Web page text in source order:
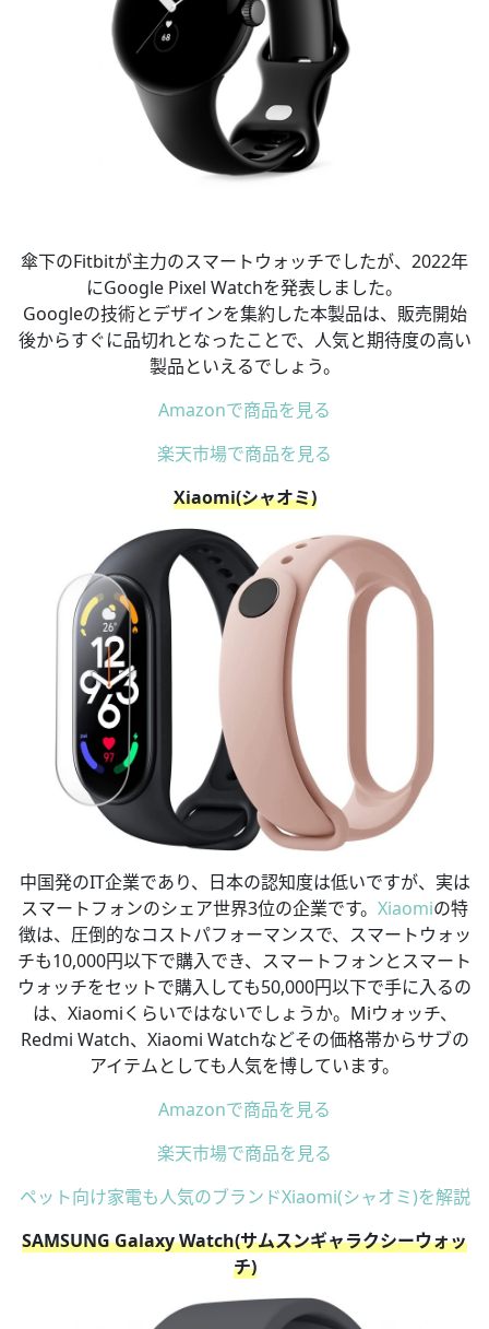
傘下のFitbitが主力のスマートウォッチでしたが、2022年
にGoogle Pixel Watchを発表しました。
Googleの技術とデザインを集約した本製品は、販売開始
後からすぐに品切れとなったことで、人気と期待度の高い
製品といえるでしょう。
Amazonで商品を見る
楽天市場で商品を見る
Xiaomi(シャオミ)
中国発のIT企業であり、日本の認知度は低いですが、実は
スマートフォンのシェア世界3位の企業です。 Xiaomiの特
徴は、圧倒的なコストパフォーマンスで、スマートウォッ
チも10,000円以下で購入でき、スマートフォンとスマート
ウォッチをセットで購入しても50,000円以下で手に入るの
は、Xiaomiくらいではないでしょうか。Miウォッチ、
Redmi Watch、Xiaomi Watchなどその価格帯からサブの
アイテムとしても人気を博しています。
Amazonで商品を見る
楽天市場で商品を見る
ペット向け家電も人気のブランドXiaomi(シャオミ)を解説
SAMSUNG Galaxy Watch(サムスンギャラクシーウォッ
チ)